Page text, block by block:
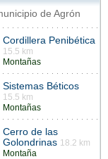
de Agrón
Cordillera Penibética
15.5 km
Montañas
Sistemas Béticos
15.5 km
Montañas
Cerro de las
Golondrinas 18.2 km
Montaña